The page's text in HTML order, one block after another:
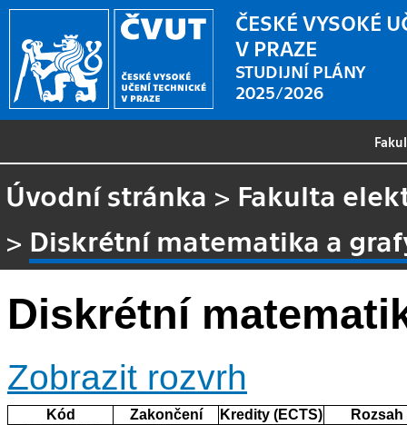
ČESKÉ VYSOKÉ
V PRAZE
STUDIJNÍ PLÁNY
2025/2026
Úvodní stránka > Fakulta
> Diskrétní matematika a
Diskrétní
Zobrazit rozvrh
Kód Zakončení Kredity (ECTS)
Rozsah